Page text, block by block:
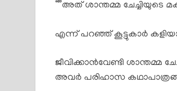
“”അത് ശാന്തമ്മ ചേച്ചിയുടെ
എന്ന് പറഞ്ഞ് കൂട്ടുകാർ
ജീവിക്കാൻവേണ്ടി ശാന്തമ്മ
അവർ പരിഹാസ